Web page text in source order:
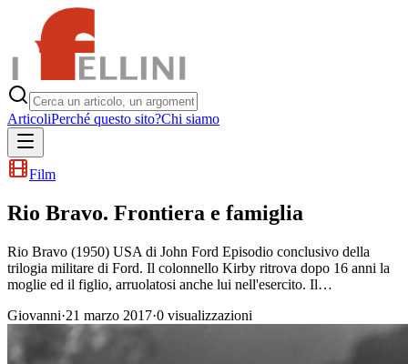
ArticoliPerché questo sito?Chi siamo
Film
Rio Bravo. Frontiera e famiglia
Rio Bravo (1950) USA di John Ford Episodio conclusivo della
trilogia militare di Ford. Il colonnello Kirby ritrova dopo 16 anni la
moglie ed il figlio, arruolatosi anche lui nell'esercito. Il…
Giovanni·21 marzo 2017·0 visualizzazioni